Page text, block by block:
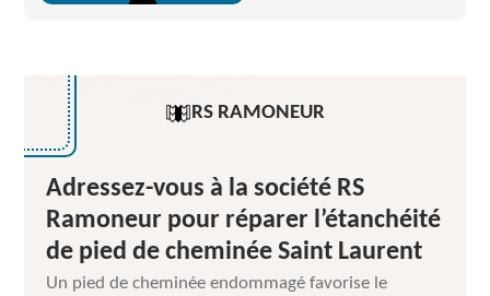
RS RAMONEUR
Adressez-vous à la société RS
Ramoneur pour réparer l’étanchéité
de pied de cheminée Saint Laurent
Un pied de cheminée endommagé favorise le